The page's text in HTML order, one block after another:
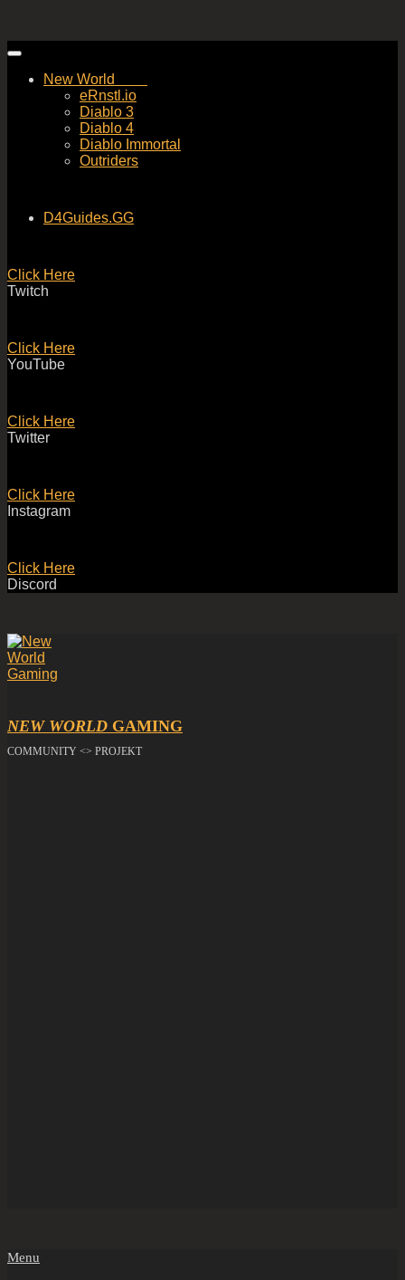
Skip
contentNew World
eRnstl.io
Diablo 3
Diablo 4
Diablo Immortal
Outriders
D4Guides.GG
Click Here
Twitch
Click Here
YouTube
Click Here
Twitter
Click Here
Instagram
Click Here
Discord
NEW WORLD GAMING
COMMUNITY <> PROJEKT
Secondary
Menu